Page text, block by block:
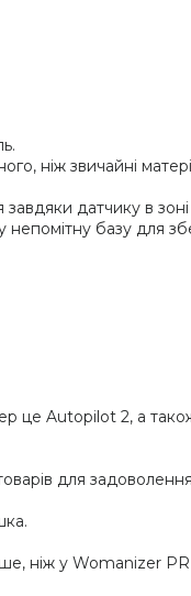
ніж звичайні
датчику в
базу для
це Autopilot 2, а
для задоволення
ніж у Womanizer